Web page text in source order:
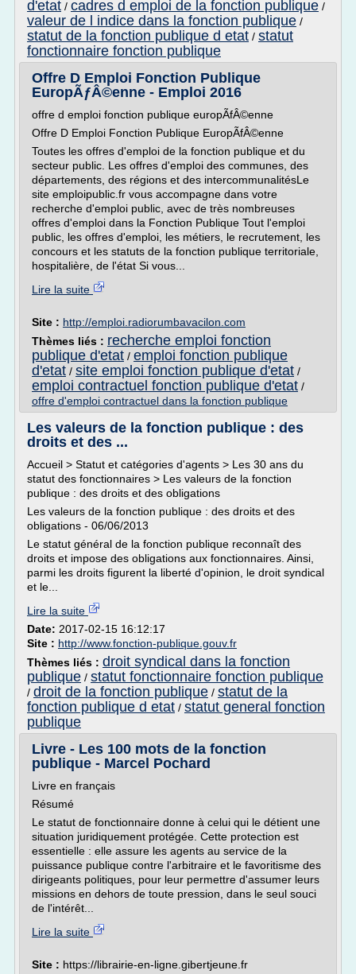
d'etat / cadres d emploi de la fonction publique /
valeur de l indice dans la fonction publique /
statut de la fonction publique d etat / statut
fonctionnaire fonction publique
Offre D Emploi Fonction Publique
EuropÃƒÂ©enne - Emploi 2016
offre d emploi fonction publique europÃfÂ©enne
Offre D Emploi Fonction Publique EuropÃfÂ©enne
Toutes les offres d'emploi de la fonction publique et du
secteur public. Les offres d'emploi des communes, des
départements, des régions et des intercommunalitésLe
site emploipublic.fr vous accompagne dans votre
recherche d'emploi public, avec de très nombreuses
offres d'emploi dans la Fonction Publique Tout l'emploi
public, les offres d'emploi, les métiers, le recrutement, les
concours et les statuts de la fonction publique territoriale,
hospitalière, de l'état Si vous...
Lire la suite
Site : http://emploi.radiorumbavacilon.com
Thèmes liés : recherche emploi fonction
publique d'etat / emploi fonction publique
d'etat / site emploi fonction publique d'etat /
emploi contractuel fonction publique d'etat /
offre d'emploi contractuel dans la fonction publique
Les valeurs de la fonction publique : des
droits et des ...
Accueil > Statut et catégories d'agents > Les 30 ans du
statut des fonctionnaires > Les valeurs de la fonction
publique : des droits et des obligations
Les valeurs de la fonction publique : des droits et des
obligations - 06/06/2013
Le statut général de la fonction publique reconnaît des
droits et impose des obligations aux fonctionnaires. Ainsi,
parmi les droits figurent la liberté d'opinion, le droit syndical
et le...
Lire la suite
Date: 2017-02-15 16:12:17
Site : http://www.fonction-publique.gouv.fr
Thèmes liés : droit syndical dans la fonction
publique / statut fonctionnaire fonction publique
/ droit de la fonction publique / statut de la
fonction publique d etat / statut general fonction
publique
Livre - Les 100 mots de la fonction
publique - Marcel Pochard
Livre en français
Résumé
Le statut de fonctionnaire donne à celui qui le détient une
situation juridiquement protégée. Cette protection est
essentielle : elle assure les agents au service de la
puissance publique contre l'arbitraire et le favoritisme des
dirigeants politiques, pour leur permettre d'assumer leurs
missions en dehors de toute pression, dans le seul souci
de l'intérêt...
Lire la suite
Site : https://librairie-en-ligne.gibertjeune.fr